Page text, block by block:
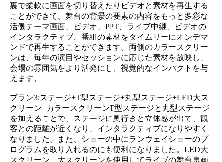
裏で柔軟に画面を切り替えたりビデオと素材を再生する
ことができて、舞台の背景の要素の内容をもっと多彩な
活働テーマ画面、ビデオ、PPT、ライブ中継、ビデオの
インタラクティブ、番組の素材をタイムリーにオンデマ
ンドで再生することができます。両側のカラースクリー
ンは、毎年の演目やセッションに応じた素材を放映し、
会場の雰囲気をより活発にし、視覚的なインパクトを与
えます。
プラン3:ステージ+T型ステージ+丸型ステージ+LED大ス
クリーン+カラースクリーンT型ステージと丸型ステージ
を加えることで、ステージに奥行きと立体感が出て、観
客との距離が近くなり、インタラクティブになりやすく
なりました。また、ショーの中にランウェイショーのプ
ログラムを取り入れるのにも便利になりました。LED大
スクリーン、大スクリーンを使用してライブの舞台裏画